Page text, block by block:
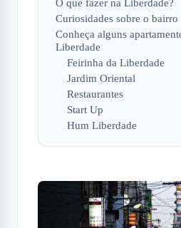
O que fazer na Liberdade?
Curiosidades sobre o bairro
Conheça alguns
Liberdade
Feirinha da Liberdade
Jardim Oriental
Restaurantes
Start Up
Hum Liberdade